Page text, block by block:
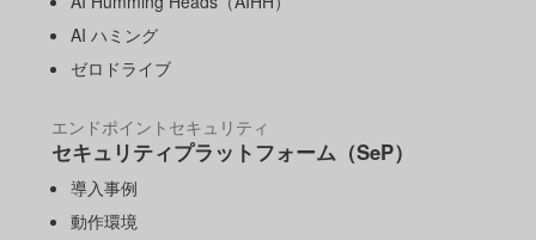
AI ハミング
ゼロドライブ
エンドポイントセキュリティ
セキュリティプラットフォーム（SeP）
導入事例
動作環境